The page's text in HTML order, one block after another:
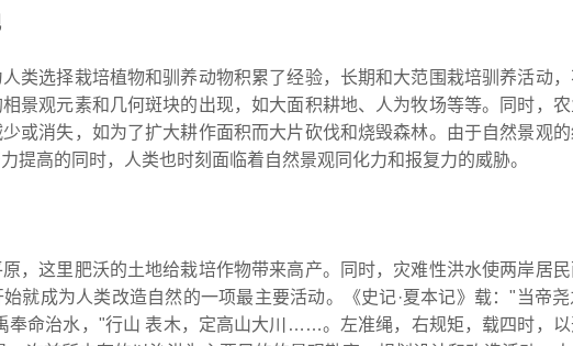
观
类选择栽培植物和驯养动物积累了经验，长期和大范围栽培驯养活动
景观元素和几何斑块的出现，如大面积耕地、人为牧场等等。同时，
或消失，如为了扩大耕作面积而大片砍伐和烧毁森林。由于自然景观
力提高的同时，人类也时刻面临着自然景观同化力和报复力的威胁。
，这里肥沃的土地给栽培作物带来高产。同时，灾难性洪水使两岸居
就成为人类改造自然的一项最主要活动。《史记·夏本记》载："当帝尧
奉命治水，"行山 表木，定高山大川……。左准绳，右规矩，载四时，以